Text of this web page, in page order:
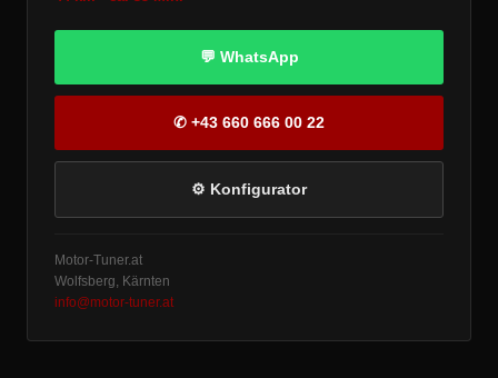
💬 WhatsApp
✆ +43 660 666 00 22
⚙ Konfigurator
Motor-Tuner.at
Wolfsberg, Kärnten
info@motor-tuner.at